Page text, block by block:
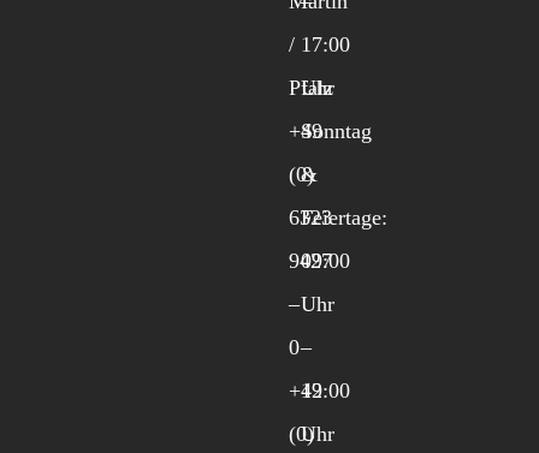
/
Pfalz
+49
(0)
6323
9427
–
0
+49
(0)
17:00
Uhr
Sonntag
&
Feiertage:
09:00
Uhr
–
12:00
Uhr